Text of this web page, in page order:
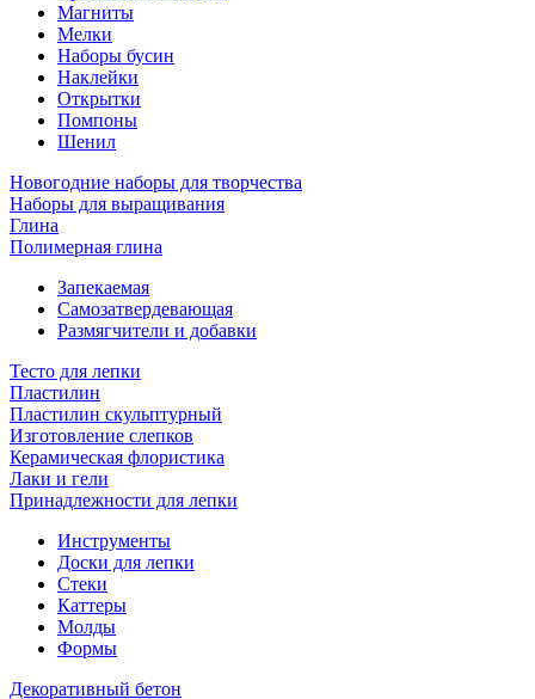
Магниты
Мелки
Наборы бусин
Наклейки
Открытки
Помпоны
Шенил
Новогодние наборы для творчества
Наборы для выращивания
Глина
Полимерная глина
Запекаемая
Самозатвердевающая
Размягчители и добавки
Тесто для лепки
Пластилин
Пластилин скульптурный
Изготовление слепков
Керамическая флористика
Лаки и гели
Принадлежности для лепки
Инструменты
Доски для лепки
Стеки
Каттеры
Молды
Формы
Декоративный бетон